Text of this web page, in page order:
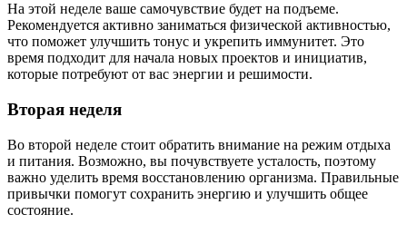
На этой неделе ваше самочувствие будет на подъеме.
Рекомендуется активно заниматься физической активностью,
что поможет улучшить тонус и укрепить иммунитет. Это
время подходит для начала новых проектов и инициатив,
которые потребуют от вас энергии и решимости.
Вторая неделя
Во второй неделе стоит обратить внимание на режим отдыха
и питания. Возможно, вы почувствуете усталость, поэтому
важно уделить время восстановлению организма. Правильные
привычки помогут сохранить энергию и улучшить общее
состояние.